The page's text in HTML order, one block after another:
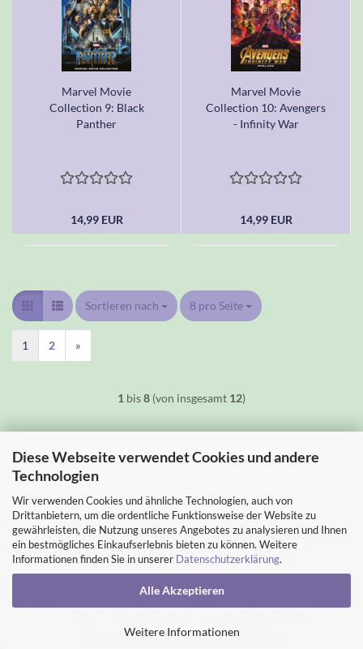
Diese Webseite verwendet Cookies und andere
Technologien
Wir verwenden Cookies und ähnliche Technologien, auch von
Drittanbietern, um die ordentliche Funktionsweise der Website zu
gewährleisten, die Nutzung unseres Angebotes zu analysieren und Ihnen
ein bestmögliches Einkaufserlebnis bieten zu können. Weitere
Informationen finden Sie in unserer Datenschutzerklärung.
Alle Akzeptieren
Weitere Informationen
Marvel Movie
Collection 9: Black
Panther
14,99 EUR
Marvel Movie
Collection 10: Avengers
- Infinity War
14,99 EUR
Sortieren nach
Sortieren nach 8 pro Seite
pro Seite
1 2 »
1 bis8 (von insgesamt 12)
Impressum Kontakt
Versand- & Zahlungsbedingungen
Widerrufsrecht & Muster-Widerrufsformular
Öffnungszeiten und Lage
Service & US-Comics
Privatsphäre und Datenschutz
Cookie Einstellungen
Webshop erstellenmit Gambio.de © 2026